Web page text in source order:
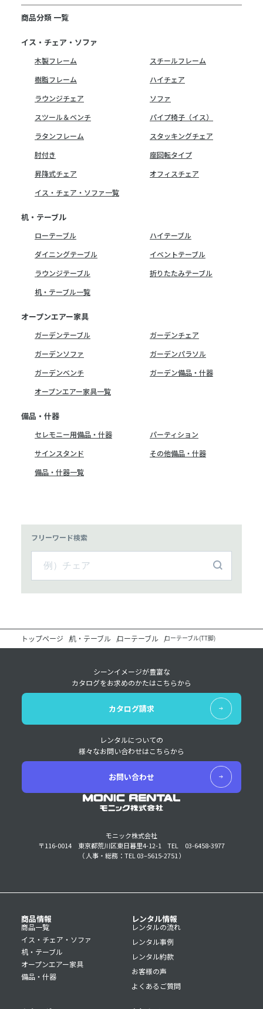
商品分類 一覧
イス・チェア・ソファ
木製フレーム
スチールフレーム
樹脂フレーム
ハイチェア
ラウンジチェア
ソファ
スツール＆ベンチ
パイプ椅子（イス）
ラタンフレーム
スタッキングチェア
肘付き
座回転タイプ
昇降式チェア
オフィスチェア
イス・チェア・ソファ一覧
机・テーブル
ローテーブル
ハイテーブル
ダイニングテーブル
イベントテーブル
ラウンジテーブル
折りたたみテーブル
机・テーブル一覧
オープンエアー家具
ガーデンテーブル
ガーデンチェア
ガーデンソファ
ガーデンパラソル
ガーデンベンチ
ガーデン備品・什器
オープンエアー家具一覧
備品・什器
セレモニー用備品・什器
パーティション
サインスタンド
その他備品・什器
備品・什器一覧
フリーワード検索
トップページ 机・テーブル ローテーブル ローテーブル(TT脚)
モニック株式会社
〒116-0014 東京都荒川区東日暮里4-12-1
TEL 03-6458-3977
（ 人事・総務：TEL 03–5615-2751 ）
シーンイメージが豊富な
カタログをお求めのかたはこちらから
カタログ請求
レンタルについての
様々なお問い合わせはこちらから
お問い合わせ
商品情報
商品一覧
イス・チェア・ソファ
机・テーブル
オープンエアー家具
備品・什器
レンタル情報
レンタルの流れ
レンタル事例
レンタル約款
お客様の声
よくあるご質問